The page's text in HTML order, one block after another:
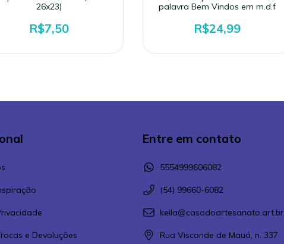
26x23)
R$7,50
palavra Bem Vindos em m.d.f
R$24,99
e Devoluções
Entre em contato
5554999606082
(54) 99660-6082
keila@casadoartesanato.art.br
Rua Visconde de Mauá, n. 337